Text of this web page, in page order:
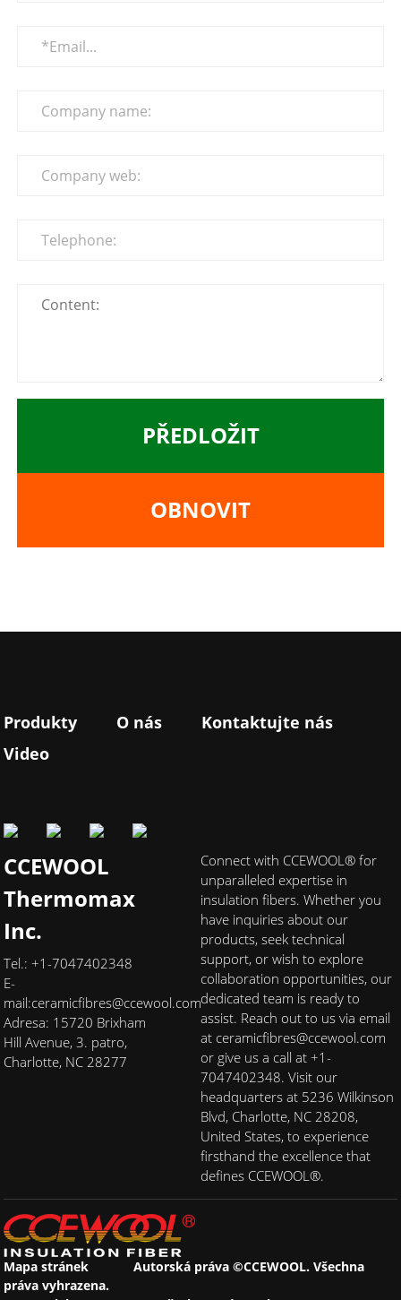
PŘEDLOŽIT
OBNOVIT
Produkty O nás
Kontaktujte nás
Video
CCEWOOL
Thermomax
Inc.
Tel.: +1-7047402348
E-
mail:ceramicfibres@ccewool.com
Adresa: 15720 Brixham
Hill Avenue, 3. patro,
Charlotte, NC 28277
Connect with CCEWOOL® for
unparalleled expertise in
insulation fibers. Whether you
have inquiries about our
products, seek technical
support, or wish to explore
collaboration opportunities, our
dedicated team is ready to
assist. Reach out to us via email
at ceramicfibres@ccewool.com
or give us a call at +1-
7047402348. Visit our
headquarters at 5236 Wilkinson
Blvd, Charlotte, NC 28208,
United States, to experience
firsthand the excellence that
defines CCEWOOL®.
Mapa stránek
Autorská práva ©CCEWOOL. Všechna
práva vyhrazena.